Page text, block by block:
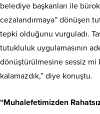
belediye başkanları ile
cezalandırmaya” dönüşen
tepki olduğunu vurguladı.
tutukluluk uygulamasının
dönüştürülmesine sessiz mi
kalamazdık,” diye konuştu.
“Muhalefetimizden